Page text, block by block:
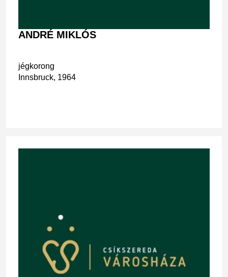
ANDRÉ MIKLÓS
jégkorong
Innsbruck, 1964